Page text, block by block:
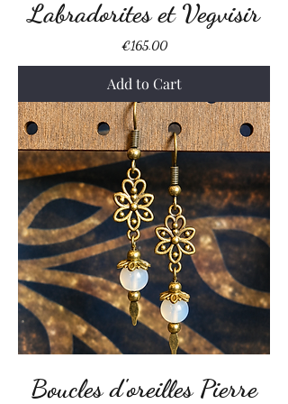
Labradorites et Vegvisir
Price
€165.00
Add to Cart
Boucles d'oreilles Pierre